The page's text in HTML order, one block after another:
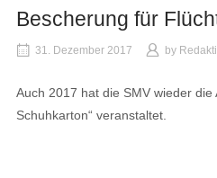
Bescherung für
31. Dezember 2017 by
Auch 2017 hat die SMV wieder die
Schuhkarton“ veranstaltet.